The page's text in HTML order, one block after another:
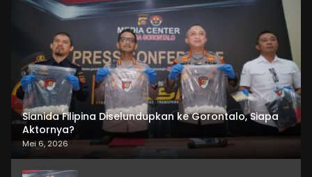
Sianida Filipina Diselundupkan ke Gorontalo, Siapa
Aktornya?
Mei 6, 2026